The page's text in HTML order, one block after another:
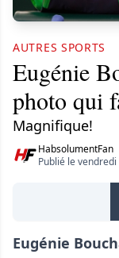
AUTRES SPORTS
Eugénie
photo qui
Magnifique!
HabsolumentFan
Publié le
Eugénie